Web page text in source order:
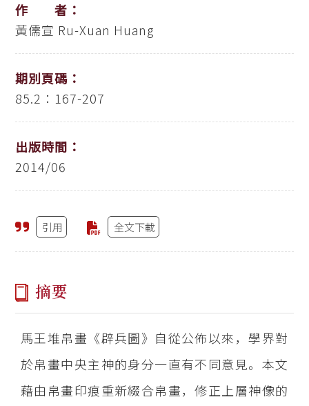
作 者：
黃儒宣 Ru-Xuan Huang
期別頁碼：
85.2：167-207
出版時間：
2014/06
引用 全文下載
摘要
馬王堆帛畫《辟兵圖》自從公佈以來，學界對
於帛畫中央主神的身分一直有不同意見。本文
藉由帛畫印痕重新綴合帛畫，修正上層神像的